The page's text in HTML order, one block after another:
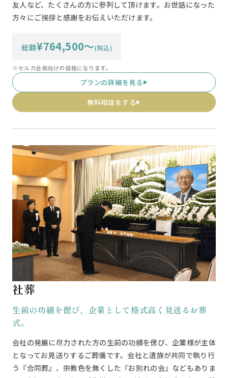
友人など、たくさんの方に参列して頂けます。お世話になった
方々にご挨拶と感謝をお伝えいただけます。
総額¥764,500〜(税込)
※セルカ会員向けの価格になります。
プランの詳細を見る ▶
無料相談をする▶
社葬
生前の功績を偲び、企業として格式高く見送るお葬
式。
会社の発展に尽力された方の生前の功績を偲び、企業様が主体
となってお見送りするご葬儀です。会社と遺族が共同で執り行
う『合同葬』、宗教色を無くした『お別れの会』などもありま